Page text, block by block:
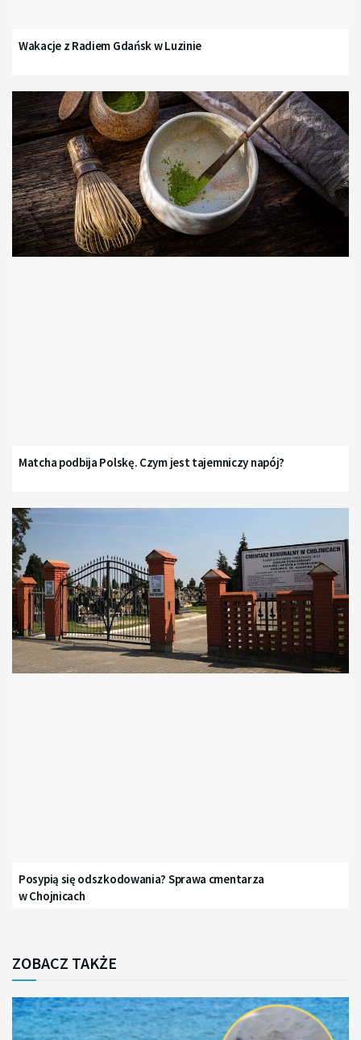
Wakacje z Radiem Gdańsk w Luzinie
Matcha podbija Polskę. Czym jest tajemniczy napój?
Posypią się odszkodowania? Sprawa cmentarza
w Chojnicach
ZOBACZ TAKŻE